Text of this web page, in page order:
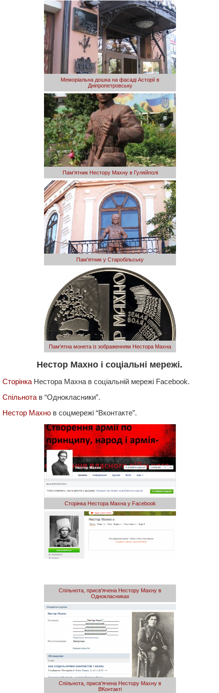
Меморіальна дошка на фасаді Асторії в
Дніпропетровську
Пам'ятник Нестору Махну в Гуляйполі
Пам'ятник у Старобільську
Пам'ятна монета із зображенням Нестора Махна
Нестор Махно і соціальні мережі.
Сторінка Нестора Махна в соціальній мережі Facebook.
Спільнота в “Однокласники”.
Нестор Махно в соцмережі “Вконтакте”.
Сторінка Нестора Махна у Facebook
Спільнота, присв'ячена Нестору Махну в
Однокласниках
Спільнота, присв'ячена Нестору Махну в
ВКонтакті